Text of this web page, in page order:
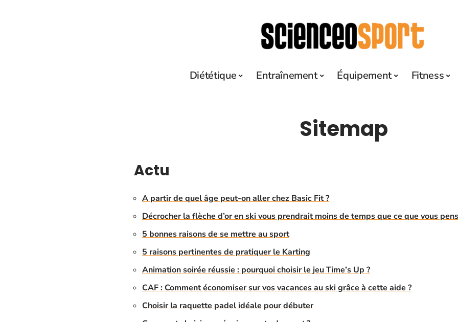
Diététique Entraînement Équipement Fitness
Sitemap
Actu
A partir de quel âge peut-on aller chez Basic Fit ?
Décrocher la flèche d’or en ski vous prendrait moins de temps que ce que vous
5 bonnes raisons de se mettre au sport
5 raisons pertinentes de pratiquer le Karting
Animation soirée réussie : pourquoi choisir le jeu Time’s Up ?
CAF : Comment économiser sur vos vacances au ski grâce à cette aide ?
Choisir la raquette padel idéale pour débuter